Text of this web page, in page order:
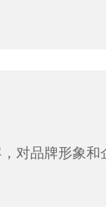
对品牌形象和